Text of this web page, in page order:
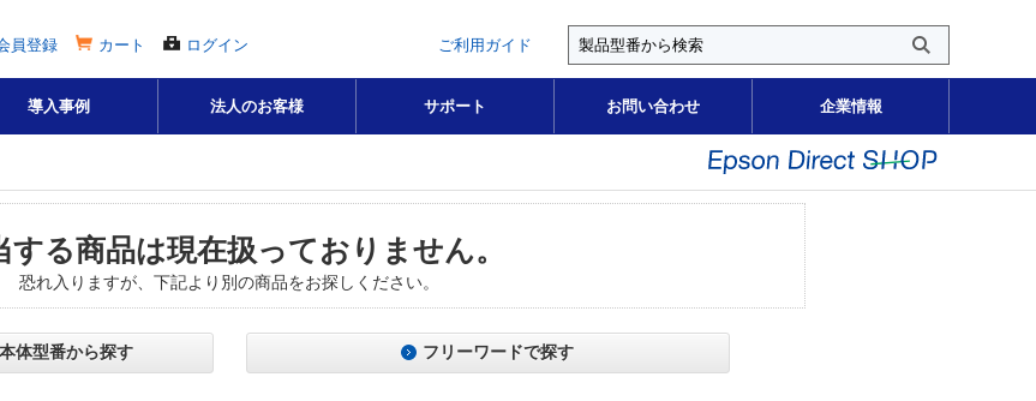
員登録 カート ログイン ご利用ガイド
導入事例 法人のお客様 サポート お問い合わせ 企業情報
する商品は現在扱っておりません。
恐れ入りますが、下記より別の商品をお探しください。
体型番から探す フリーワードで探す